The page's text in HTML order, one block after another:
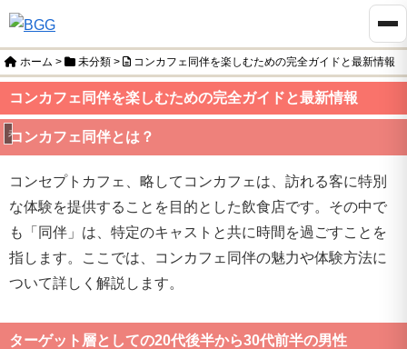
ホーム > 未分類 > コンカフェ同伴を楽しむための完全ガイドと最新情報
コンカフェ同伴を楽しむための完全ガイドと最新情報
未分類
コンカフェ同伴とは？
コンセプトカフェ、略してコンカフェは、訪れる客に特別
な体験を提供することを目的とした飲食店です。その中で
も「同伴」は、特定のキャストと共に時間を過ごすことを
指します。ここでは、コンカフェ同伴の魅力や体験方法に
ついて詳しく解説します。
ターゲット層としての20代後半から30代前半の男性